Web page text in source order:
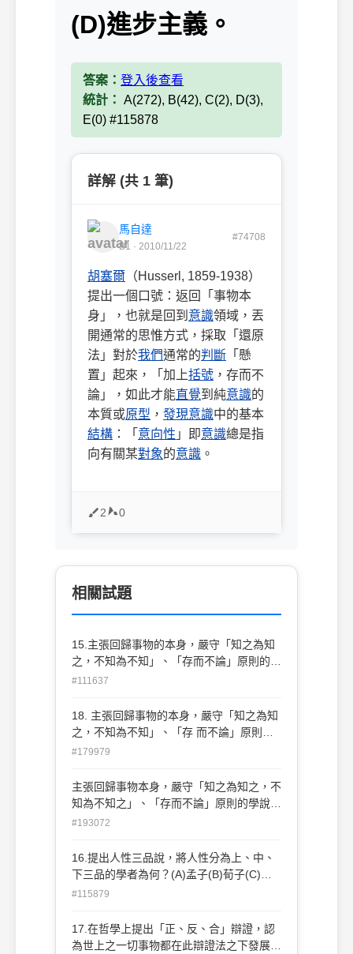
(D)進步主義。
答案： 登入後查看
統計： A(272), B(42), C(2), D(3),
E(0) #115878
詳解 (共 1 筆)
馬自達
B1 · 2010/11/22
#74708
胡塞爾 （Husserl, 1859-1938）
提出一個口號：返回「事物本
身」，也就是回到 意識領域，丟
開通常的思惟方式，採取「還原
法」對於我們通常的判斷 「懸
置」起來，「加上括號 ，存而不
論」，如此才能直覺到純意識的
本質或原型 ， 發現意識中的基本
結構 ：「 意向性 」即意識總是指
向有關某對象的意識 。
2 0
相關試題
15.主張回歸事物的本身，嚴守「知之為知
之，不知為不知」、「存而不論」原則的學
說為何？(A)現象學(B)存在主義(C)建構主
#111637
18. 主張回歸事物的本身，嚴守「知之為知
之，不知為不知」、「存 而不論」原則的
學說為何(A)現象學(B)存在主義(C)建構主
#179979
主張回歸事物本身，嚴守「知之為知之，不
知為不知之」、「存而不論」原則的學說為
何？ (A)存在主義 (B)進步主義 (C)建構主義
#193072
16.提出人性三品說，將人性分為上、中、
下三品的學者為何？(A)孟子(B)荀子(C)告
子(D)董仲舒。
#115879
17.在哲學上提出「正、反、合」辯證，認
為世上之一切事物都在此辯證法之下發展的